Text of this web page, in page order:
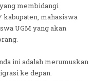
membidangi
mahasiswa
UGM yang akan
ini adalah merumuskan
ke depan.